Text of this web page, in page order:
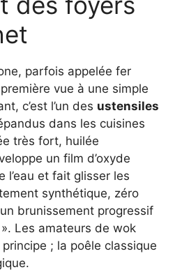
parfois appelée fer
vue à une simple
c’est l’un des ustensiles
dans les cuisines
très fort, huilée
un film d’oxyde
l’eau et fait glisser les
synthétique, zéro
brunissement progressif
Les amateurs de wok
; la poêle classique